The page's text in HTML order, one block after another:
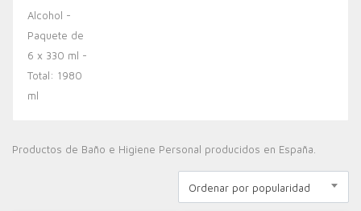
Productos de Baño e Higiene Personal producidos en España.
Ordenar por popularidad